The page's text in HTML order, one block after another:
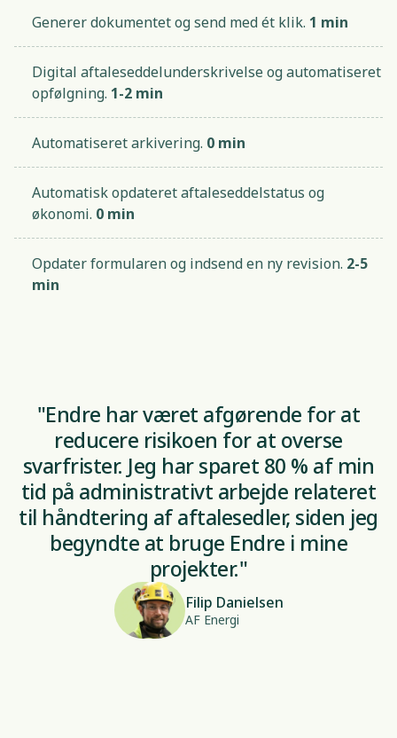
Generer dokumentet og send med ét klik. 1 min
Digital aftaleseddelunderskrivelse og automatiseret
opfølgning. 1-2 min
Automatiseret arkivering. 0 min
Automatisk opdateret aftaleseddelstatus og
økonomi. 0 min
Opdater formularen og indsend en ny revision. 2-5
min
"Endre har været afgørende for at
reducere risikoen for at overse
svarfrister. Jeg har sparet 80 % af min
tid på administrativt arbejde relateret
til håndtering af aftalesedler, siden jeg
begyndte at bruge Endre i mine
projekter."
Filip Danielsen
AF Energi